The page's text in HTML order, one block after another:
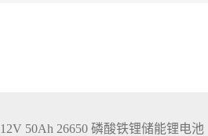
12V 50Ah 26650 磷酸铁锂储能锂电池